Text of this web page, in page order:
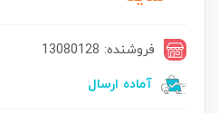
فروشنده: 13080128
آماده ارسال